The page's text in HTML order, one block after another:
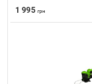
1 995 грн